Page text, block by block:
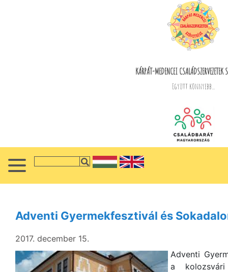
KÁRPÁT-MEDENCEI CSALÁDSZERVEZETEK
Együtt könnyebb...
Adventi Gyermekfesztivál és
2017. december 15.
Adventi
a